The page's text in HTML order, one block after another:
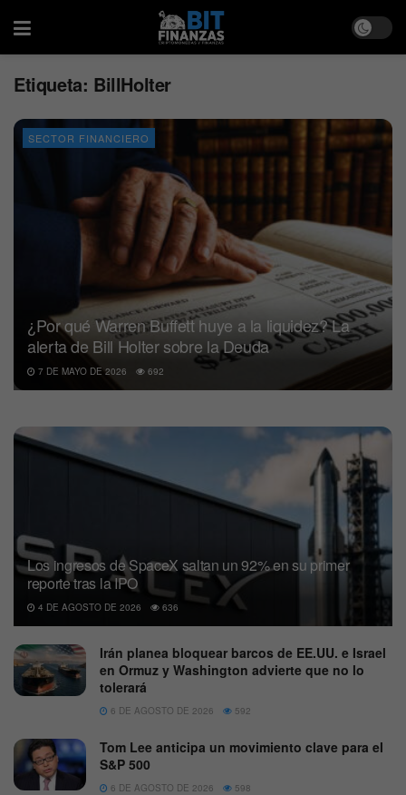
Etiqueta: BillHolter
SECTOR FINANCIERO
¿Por qué Warren Buffett huye a la liquidez? La
alerta de Bill Holter sobre la Deuda
7 DE MAYO DE 2026 692
Los ingresos de SpaceX saltan un 92% en su primer
reporte tras la IPO
4 DE AGOSTO DE 2026 636
Irán planea bloquear barcos de EE.UU. e Israel
en Ormuz y Washington advierte que no lo
tolerará
6 DE AGOSTO DE 2026 592
Tom Lee anticipa un movimiento clave para el
S&P 500
6 DE AGOSTO DE 2026 598